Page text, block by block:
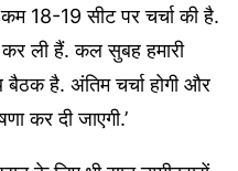
18-19 सीट पर चर्चा की है.
ली हैं. कल सुबह हमारी
है. अंतिम चर्चा होगी और
कर दी जाएगी.’